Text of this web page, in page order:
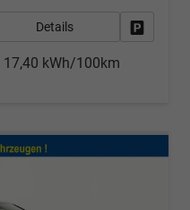
Details
17,40 kWh/100km